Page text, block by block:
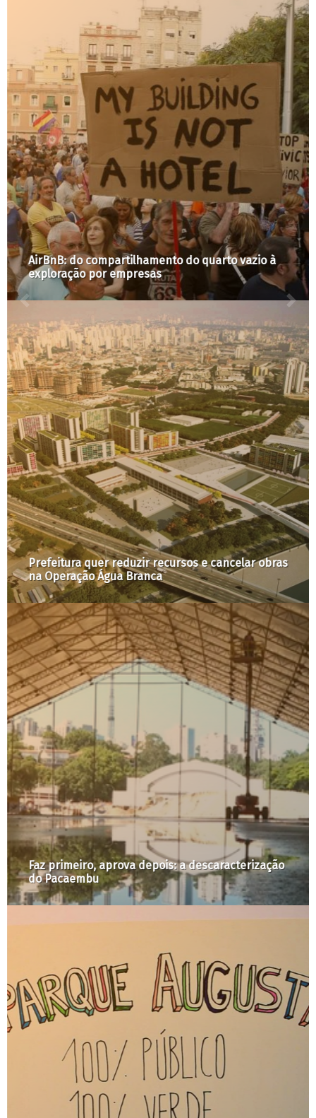
AirBnB: do compartilhamento do quarto vazio à
exploração por empresas
Prefeitura quer reduzir recursos e cancelar obras
na Operação Água Branca
Faz primeiro, aprova depois: a descaracterização
do Pacaembu